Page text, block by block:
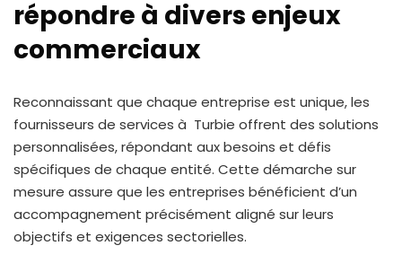
répondre à divers enjeux
commerciaux
Reconnaissant que chaque entreprise est unique, les
fournisseurs de services à Turbie offrent des solutions
personnalisées, répondant aux besoins et défis
spécifiques de chaque entité. Cette démarche sur
mesure assure que les entreprises bénéficient d’un
accompagnement précisément aligné sur leurs
objectifs et exigences sectorielles.